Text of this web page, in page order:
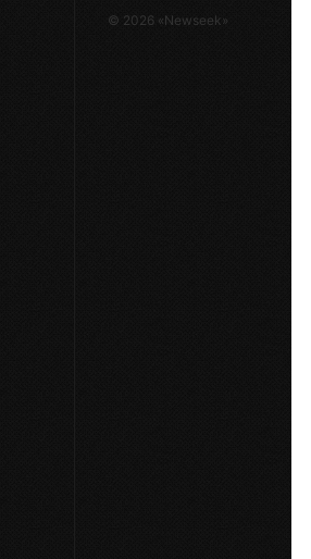
© 2026 «Newseek»